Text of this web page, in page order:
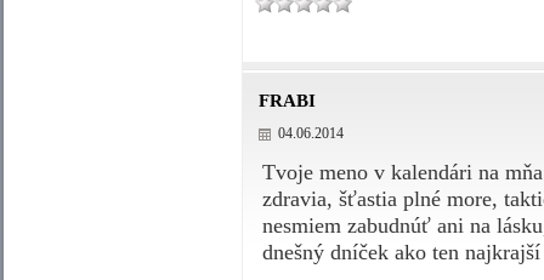
FRABI
04.06.2014
Tvoje meno v kalendári na
zdravia, šťastia plné more,
nesmiem zabudnúť ani na
dnešný dníček ako ten